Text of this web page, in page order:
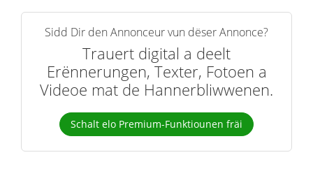
Sidd Dir den Annonceur vun dëser Annonce?
Trauert digital a deelt
Erënnerungen, Texter, Fotoen a
Videoe mat de Hannerbliwwenen.
Schalt elo Premium-Funktiounen fräi